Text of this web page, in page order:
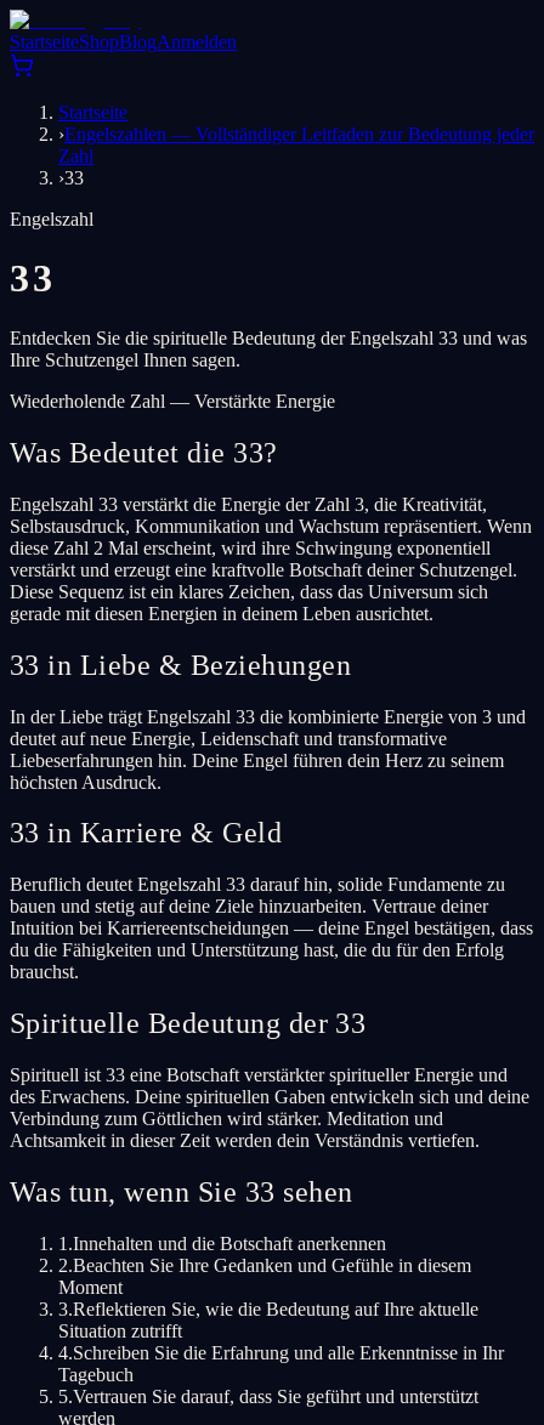
StartseiteShopBlogAnmelden
Startseite
›Engelszahlen — Vollständiger Leitfaden zur Bedeutung jeder
Zahl
›33
Engelszahl
33
Entdecken Sie die spirituelle Bedeutung der Engelszahl 33 und was
Ihre Schutzengel Ihnen sagen.
Wiederholende Zahl — Verstärkte Energie
Was Bedeutet die 33?
Engelszahl 33 verstärkt die Energie der Zahl 3, die Kreativität,
Selbstausdruck, Kommunikation und Wachstum repräsentiert. Wenn
diese Zahl 2 Mal erscheint, wird ihre Schwingung exponentiell
verstärkt und erzeugt eine kraftvolle Botschaft deiner Schutzengel.
Diese Sequenz ist ein klares Zeichen, dass das Universum sich
gerade mit diesen Energien in deinem Leben ausrichtet.
33 in Liebe & Beziehungen
In der Liebe trägt Engelszahl 33 die kombinierte Energie von 3 und
deutet auf neue Energie, Leidenschaft und transformative
Liebeserfahrungen hin. Deine Engel führen dein Herz zu seinem
höchsten Ausdruck.
33 in Karriere & Geld
Beruflich deutet Engelszahl 33 darauf hin, solide Fundamente zu
bauen und stetig auf deine Ziele hinzuarbeiten. Vertraue deiner
Intuition bei Karriereentscheidungen — deine Engel bestätigen, dass
du die Fähigkeiten und Unterstützung hast, die du für den Erfolg
brauchst.
Spirituelle Bedeutung der 33
Spirituell ist 33 eine Botschaft verstärkter spiritueller Energie und
des Erwachens. Deine spirituellen Gaben entwickeln sich und deine
Verbindung zum Göttlichen wird stärker. Meditation und
Achtsamkeit in dieser Zeit werden dein Verständnis vertiefen.
Was tun, wenn Sie 33 sehen
1.Innehalten und die Botschaft anerkennen
2.Beachten Sie Ihre Gedanken und Gefühle in diesem
Moment
3.Reflektieren Sie, wie die Bedeutung auf Ihre aktuelle
Situation zutrifft
4.Schreiben Sie die Erfahrung und alle Erkenntnisse in Ihr
Tagebuch
5.Vertrauen Sie darauf, dass Sie geführt und unterstützt
werden